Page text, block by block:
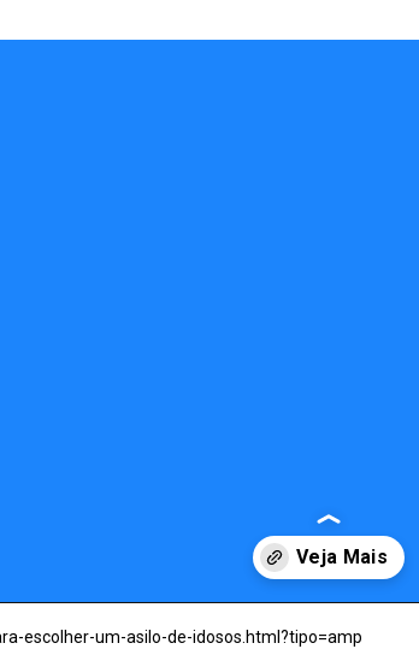
escolher-um-asilo-de-idosos.html?tipo=amp